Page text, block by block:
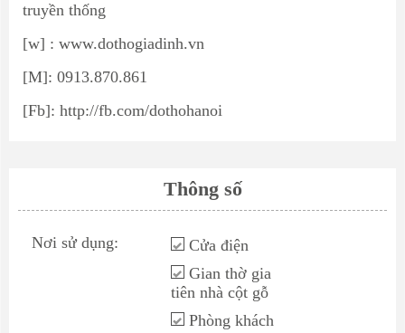
truyền thống
[w] : www.dothogiadinh.vn
[M]: 0913.870.861
[Fb]: http://fb.com/dothohanoi
Thông số
Nơi sử dụng:
Cửa điện
Gian thờ gia
tiên nhà cột gỗ
Phòng khách